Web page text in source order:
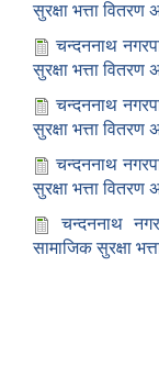
सुरक्षा भत्ता
चन्दननाथ
सुरक्षा भत्ता
चन्दननाथ
सुरक्षा भत्ता
चन्दननाथ
सुरक्षा भत्ता
चन्दननाथ
सामाजिक सुरक्षा